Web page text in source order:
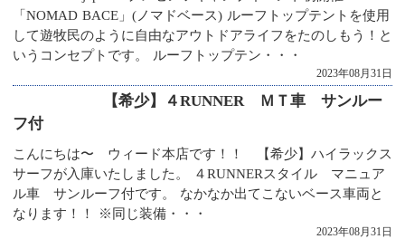
「NOMAD BACE」(ノマドベース) ルーフトップテントを使用
して遊牧民のように自由なアウトドアライフをたのしもう！と
いうコンセプトです。 ルーフトップテン・・・
2023年08月31日
【希少】４RUNNER ＭＴ車 サンルー
フ付
こんにちは〜 ウィード本店です！！ 【希少】ハイラックス
サーフが入庫いたしました。 ４RUNNERスタイル マニュア
ル車 サンルーフ付です。 なかなか出てこないベース車両と
なります！！ ※同じ装備・・・
2023年08月31日